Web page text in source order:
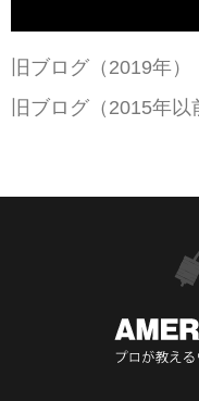
旧ブログ（2019年）
旧ブログ（2015年以